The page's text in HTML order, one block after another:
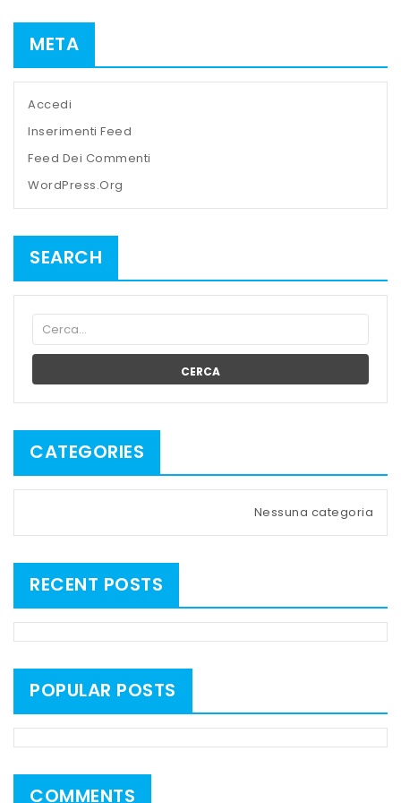
META
Accedi
Inserimenti Feed
Feed Dei Commenti
WordPress.org
SEARCH
CERCA
CATEGORIES
Nessuna categoria
RECENT POSTS
POPULAR POSTS
COMMENTS